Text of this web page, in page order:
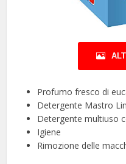
Profumo fresco di
Detergente Mastro
Detergente multiuso
Igiene
Rimozione delle